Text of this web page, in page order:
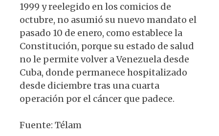
1999 y reelegido en los comicios de
octubre, no asumió su nuevo mandato el
pasado 10 de enero, como establece la
Constitución, porque su estado de salud
no le permite volver a Venezuela desde
Cuba, donde permanece hospitalizado
desde diciembre tras una cuarta
operación por el cáncer que padece.
Fuente: Télam